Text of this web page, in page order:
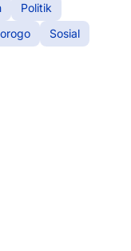
Politik
Sosial